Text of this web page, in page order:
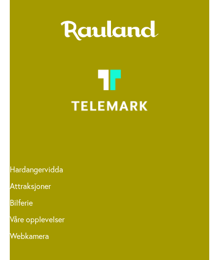
Hardangervidda
Attraksjoner
Bilferie
Våre opplevelser
Webkamera